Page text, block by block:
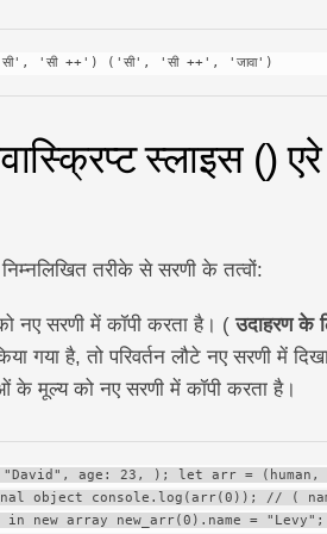
'सी', 'सी ++') ('सी', 'सी ++', 'जावा')
स्लाइस ()
निम्नलिखित तरीके से सरणी के तत्वों:
नए सरणी में कॉपी करता है। (उदाहरण के
गया है, तो परिवर्तन लौटे नए सरणी में
के मूल्य को नए सरणी में कॉपी करता है।
"David", age: 23, ); let arr = (human,
object console.log(arr(0)); // (
in new array new_arr(0).name =